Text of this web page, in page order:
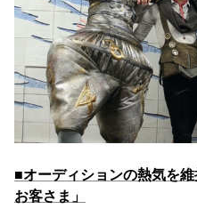
■オーディションの熱気を
お客さま」